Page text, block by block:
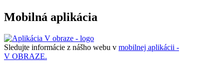
Mobilná aplikácia
Sledujte informácie z nášho webu v mobilnej aplikácii -
V OBRAZE.